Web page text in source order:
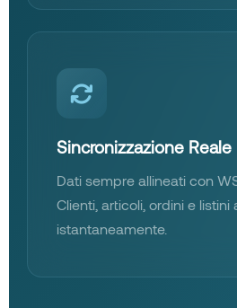
Sincronizzazione Reale
Dati sempre allineati con
Clienti, articoli, ordini e listini
istantaneamente.